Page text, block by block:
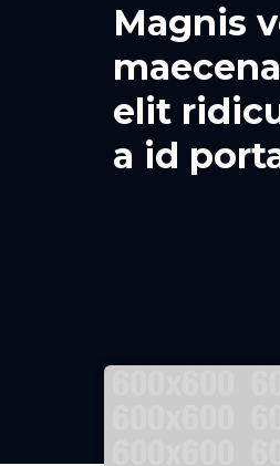
Magnis
elit
a id